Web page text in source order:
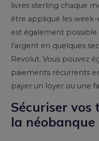
livres sterling chaque
être appliqué les week-
est également possible
l’argent en quelques
Revolut. Vous pouvez
paiements récurrents
payer un loyer ou une
Sécuriser vos
la néobanque